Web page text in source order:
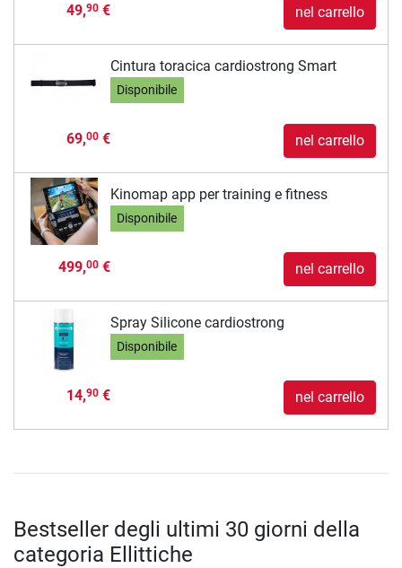
49,90€ nel carrello
Cintura toracica cardiostrong Smart
Disponibile
69,00€ nel carrello
Kinomap app per training e fitness
Disponibile
499,00€ nel carrello
Spray Silicone cardiostrong
Disponibile
14,90€ nel carrello
Bestseller degli ultimi 30 giorni della
categoria Ellittiche